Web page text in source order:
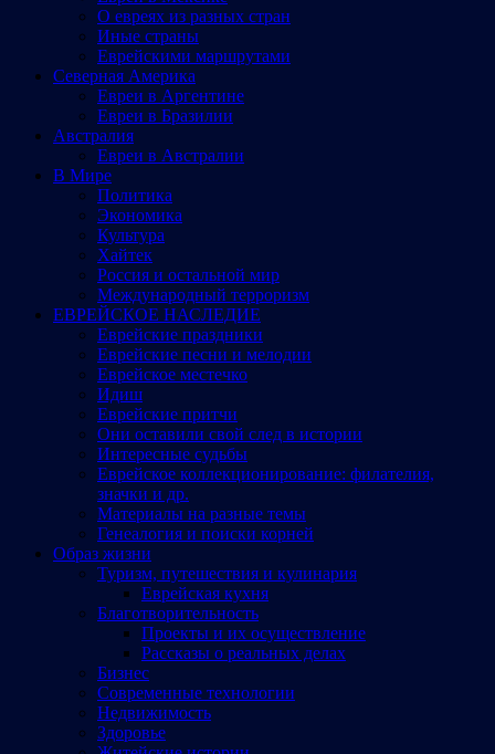
О евреях из разных стран
Иные страны
Еврейскими маршрутами
Северная Америка
Евреи в Аргентине
Евреи в Бразилии
Австралия
Евреи в Австралии
В Мире
Политика
Экономика
Культура
Хайтек
Россия и остальной мир
Международный терроризм
ЕВРЕЙСКОЕ НАСЛЕДИЕ
Еврейские праздники
Еврейские песни и мелодии
Еврейское местечко
Идиш
Еврейские притчи
Они оставили свой след в истории
Интересные судьбы
Еврейское коллекционирование: филателия,
значки и др.
Материалы на разные темы
Генеалогия и поиски корней
Образ жизни
Туризм, путешествия и кулинария
Еврейская кухня
Благотворительность
Проекты и их осуществление
Рассказы о реальных делах
Бизнес
Современные технологии
Недвижимость
Здоровье